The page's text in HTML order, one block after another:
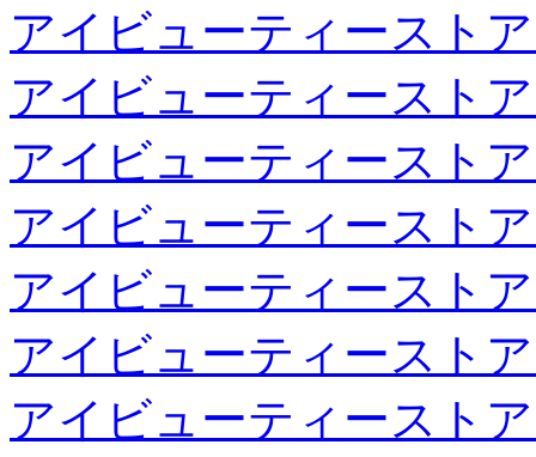
アイビューティースト
アイビューティースト
アイビューティースト
アイビューティースト
アイビューティースト
アイビューティースト
アイビューティースト